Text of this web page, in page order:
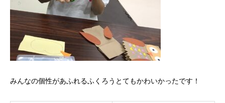
みんなの個性があふれるふくろうとてもかわいかったです！